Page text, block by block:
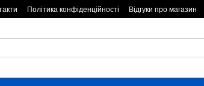
Політика конфіденційності Відгуки про магазин